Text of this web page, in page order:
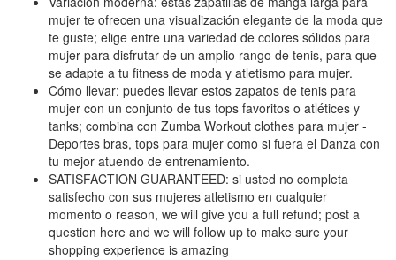
mujer te ofrecen una visualización elegante de la moda que
te guste; elige entre una variedad de colores sólidos para
mujer para disfrutar de un amplio rango de tenis, para que
se adapte a tu fitness de moda y atletismo para mujer.
Cómo llevar: puedes llevar estos zapatos de tenis para
mujer con un conjunto de tus tops favoritos o atlétices y
tanks; combina con Zumba Workout clothes para mujer -
Deportes bras, tops para mujer como si fuera el Danza con
tu mejor atuendo de entrenamiento.
SATISFACTION GUARANTEED: si usted no completa
satisfecho con sus mujeres atletismo en cualquier
momento o reason, we will give you a full refund; post a
question here and we will follow up to make sure your
shopping experience is amazing